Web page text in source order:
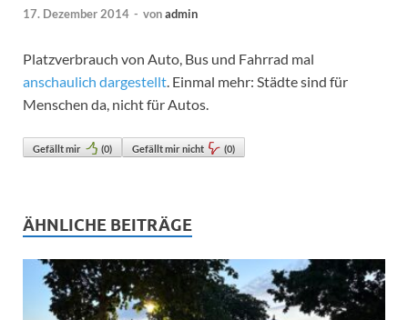
17. Dezember 2014 - vonadmin
Platzverbrauch von Auto, Bus und Fahrrad mal
anschaulich dargestellt. Einmal mehr: Städte sind für
Menschen da, nicht für Autos.
Gefällt mir (0) Gefällt mir nicht (0)
ÄHNLICHE BEITRÄGE